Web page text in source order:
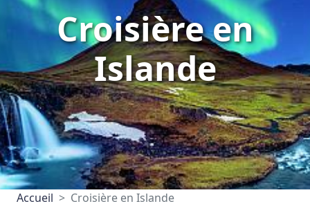
Croisière en
Islande
Accueil Croisière en Islande